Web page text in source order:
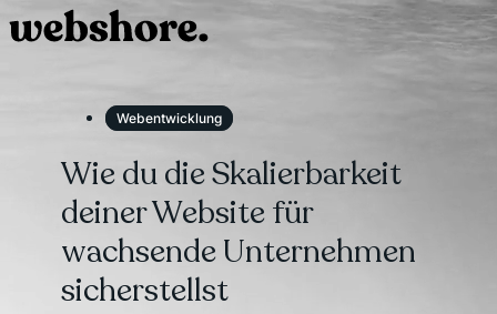
Webentwicklung
Wie du die Skalierbarkeit
deiner Website für
wachsende Unternehmen
sicherstellst